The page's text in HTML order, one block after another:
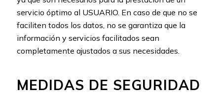
servicio óptimo al USUARIO. En caso de que no se
faciliten todos los datos, no se garantiza que la
información y servicios facilitados sean
completamente ajustados a sus necesidades.
MEDIDAS DE SEGURIDAD